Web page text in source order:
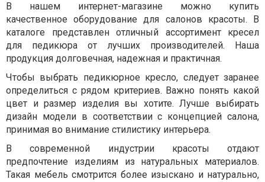
В нашем интернет-магазине можно купить
качественное оборудование для салонов красоты. В
каталоге представлен отличный ассортимент кресел
для педикюра от лучших производителей. Наша
продукция долговечная, надежная и практичная.
Чтобы выбрать педикюрное кресло, следует заранее
определиться с рядом критериев. Важно понять какой
цвет и размер изделия вы хотите. Лучше выбирать
дизайн модели в соответствии с концепцией салона,
принимая во внимание стилистику интерьера.
В современной индустрии красоты отдают
предпочтение изделиям из натуральных материалов.
Такая мебель смотрится более изыскано и натурально,